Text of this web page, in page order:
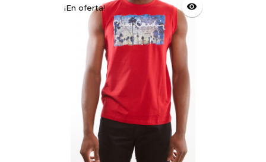
¡En oferta! visibility